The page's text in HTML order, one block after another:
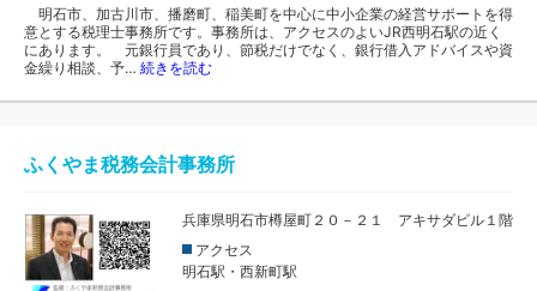
明石市、加古川市、播磨町、稲美町を中心に中小企業の経営サポートを得
意とする税理士事務所です。事務所は、アクセスのよいJR西明石駅の近く
にあります。 元銀行員であり、節税だけでなく、銀行借入アドバイスや資
金繰り相談、予… 続きを読む
ふくやま税務会計事務所
兵庫県明石市樽屋町２０－２１ アキサダビル１階
アクセス
明石駅・西新町駅